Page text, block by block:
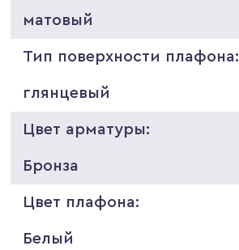
матовый
Тип поверхности плафона:
глянцевый
Цвет арматуры:
Бронза
Цвет плафона:
Белый